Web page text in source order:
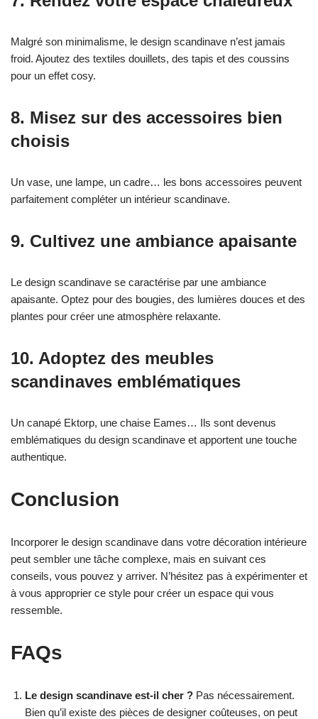
Malgré son minimalisme, le design scandinave n’est jamais
froid. Ajoutez des textiles douillets, des tapis et des coussins
pour un effet cosy.
8. Misez sur des accessoires bien
choisis
Un vase, une lampe, un cadre… les bons accessoires peuvent
parfaitement compléter un intérieur scandinave.
9. Cultivez une ambiance apaisante
Le design scandinave se caractérise par une ambiance
apaisante. Optez pour des bougies, des lumières douces et des
plantes pour créer une atmosphère relaxante.
10. Adoptez des meubles
scandinaves emblématiques
Un canapé Ektorp, une chaise Eames… Ils sont devenus
emblématiques du design scandinave et apportent une touche
authentique.
Conclusion
Incorporer le design scandinave dans votre décoration intérieure
peut sembler une tâche complexe, mais en suivant ces
conseils, vous pouvez y arriver. N’hésitez pas à expérimenter et
à vous approprier ce style pour créer un espace qui vous
ressemble.
FAQs
Le design scandinave est-il cher ? Pas nécessairement.
Bien qu’il existe des pièces de designer coûteuses, on peut